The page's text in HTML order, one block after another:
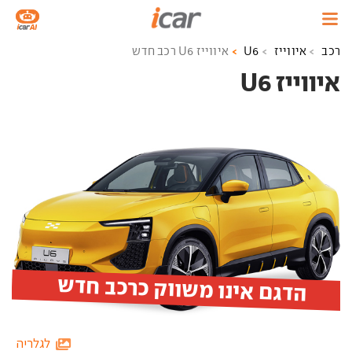
רכב איווייז U6 איווייז U6 רכב חדש
איווייז U6 ‏
הדגם אינו משווק כרכב חדש
לגלריה